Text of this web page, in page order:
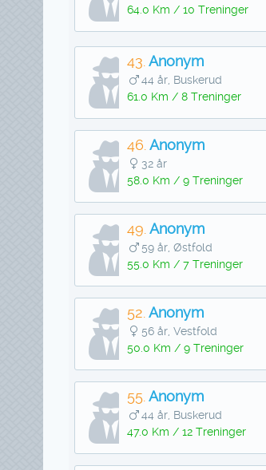
64.0 Km / 10 Treninger
43. Anonym
44 år, Buskerud
61.0 Km / 8 Treninger
46. Anonym
32 år
58.0 Km / 9 Treninger
49. Anonym
59 år, Østfold
55.0 Km / 7 Treninger
52. Anonym
56 år, Vestfold
50.0 Km / 9 Treninger
55. Anonym
44 år, Buskerud
47.0 Km / 12 Treninger